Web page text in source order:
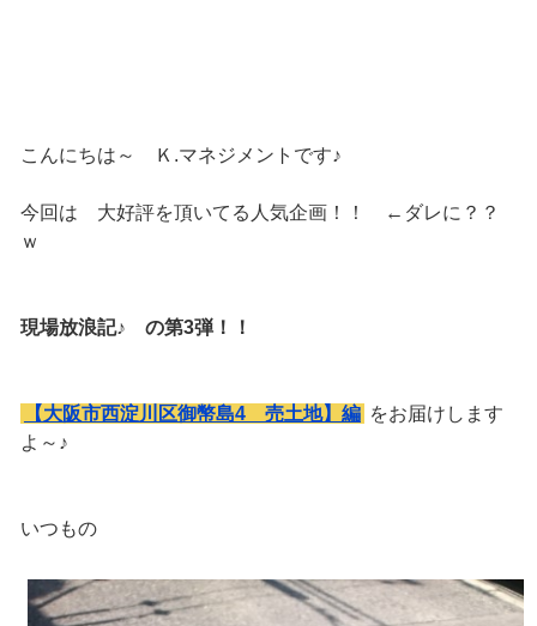
こんにちは～ Ｋ.マネジメントです♪
今回は 大好評を頂いてる人気企画！！ ←ダレに？？
ｗ
現場放浪記♪ の第3弾！！
【大阪市西淀川区御幣島4 売土地】編 をお届けします
よ～♪
いつもの